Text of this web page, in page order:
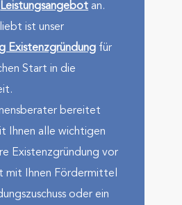
Leistungs­angebot an.
ist unser
Existenz­gründung für
Start in die
bereitet
Ihnen alle wichtigen
Existenz­gründung vor
mit Ihnen Förder­mittel
oder ein